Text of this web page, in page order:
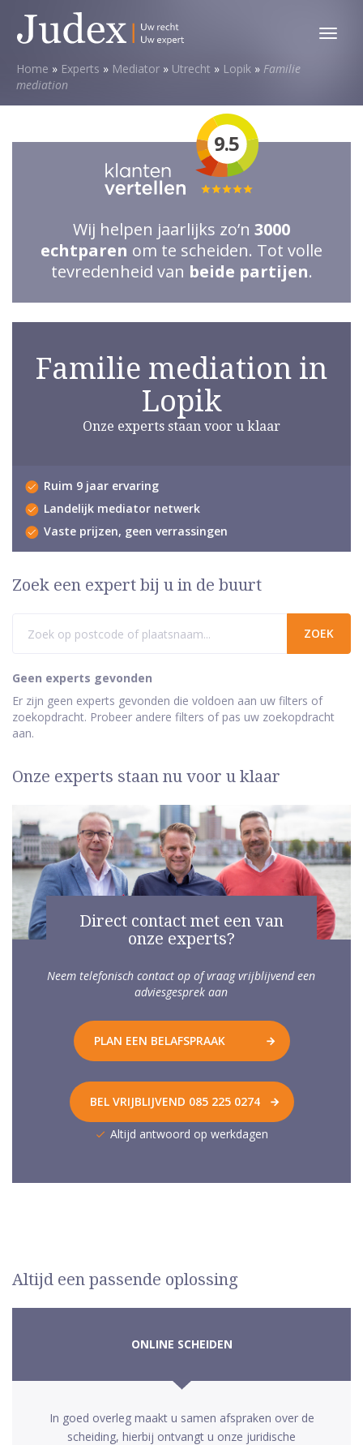
Toggle
Home » Experts » Mediator » Utrecht » Lopik » Familie
mediation
9.5
Totale
waardering:
5
van
Wij helpen jaarlijks zo’n 3000
echtparen om te scheiden. Tot volle
tevredenheid van beide partijen.
Familie mediation in
Lopik
Onze experts staan voor u klaar
Ruim 9 jaar ervaring
Landelijk mediator netwerk
Vaste prijzen, geen verrassingen
Zoek een expert bij u in de buurt
Geen experts gevonden
Er zijn geen experts gevonden die voldoen aan uw filters of
zoekopdracht. Probeer andere filters of pas uw zoekopdracht
aan.
Onze experts staan nu voor u klaar
Direct contact met een van
onze experts?
Neem telefonisch contact op of vraag vrijblijvend een
adviesgesprek aan
PLAN EEN BELAFSPRAAK
BEL VRIJBLIJVEND 085 225 0274
Altijd antwoord op werkdagen
Altijd een passende oplossing
ONLINE SCHEIDEN
In goed overleg maakt u samen afspraken over de
scheiding, hierbij ontvangt u onze juridische